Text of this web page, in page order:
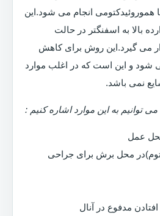
هموروئیدکتومی انجام می شود.این
بالا به اسفنگتر در حالت
می گیرد.این روش برای کاهش
شود و این است که در اغلب موارد
نمی باشد.
توانیم به این موارد اشاره کنیم :
عمل
محل برش برای جراحی
افتادن مدفوع در آنال